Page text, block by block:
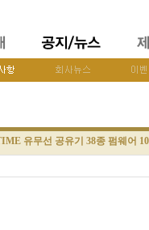
유무선 공유기 38종 펌웨어